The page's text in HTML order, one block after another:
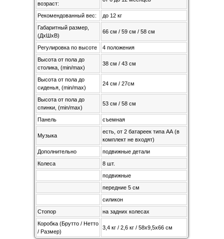
возраст:
Рекомендованный вес:
до 12 кг
Габаритный размер,
(ДхШхВ)
66 см / 59 см / 58 см
Регулировка по высоте
4 положения
Высота от пола до
столика, (min/max)
38 см / 43 см
Высота от пола до
сиденья, (min/max)
24 см / 27см
Высота от пола до
спинки, (min/max)
53 см / 58 см
Панель съемная
Музыка
есть, от 2 батареек типа АА (в
комплект не входят)
Дополнительно
подвижные детали
Колеса
8 шт.
подвижные
передние 5 см
силикон
Стопор
на задних колесах
Коробка (Брутто / Нетто
/ Размер)
3,4 кг / 2,6 кг / 58х9,5х66 см